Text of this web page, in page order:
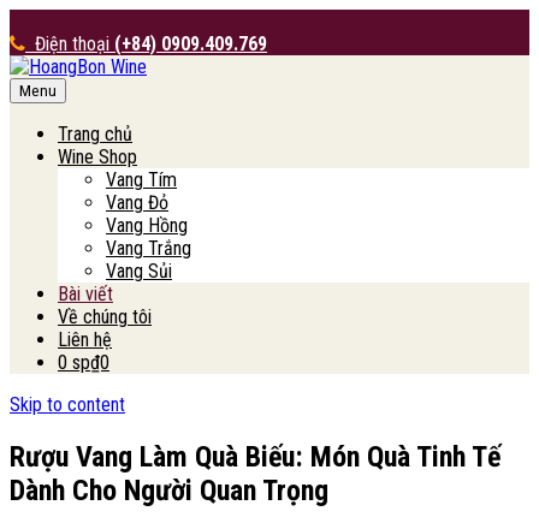
Điện thoại (+84) 0909.409.769
HoangBon Wine
Menu
Trang chủ
Wine Shop
Vang Tím
Vang Đỏ
Vang Hồng
Vang Trắng
Vang Sủi
Bài viết
Về chúng tôi
Liên hệ
0 sp₫0
Skip to content
Rượu Vang Làm Quà Biếu: Món Quà Tinh Tế
Dành Cho Người Quan Trọng